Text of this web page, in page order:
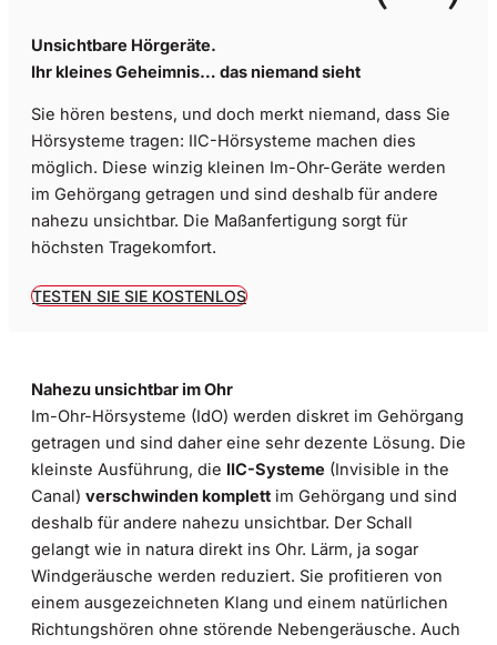
Unsichtbare Hörgeräte.
Ihr kleines Geheimnis… das niemand sieht
Sie hören bestens, und doch merkt niemand, dass Sie
Hörsysteme tragen: IIC-Hörsysteme machen dies
möglich. Diese winzig kleinen Im-Ohr-Geräte werden
im Gehörgang getragen und sind deshalb für andere
nahezu unsichtbar. Die Maßanfertigung sorgt für
höchsten Tragekomfort.
TESTEN SIE SIE KOSTENLOS
Nahezu unsichtbar im Ohr
Im-Ohr-Hörsysteme (IdO) werden diskret im Gehörgang
getragen und sind daher eine sehr dezente Lösung. Die
kleinste Ausführung, die IIC-Systeme (Invisible in the
Canal) verschwinden komplett im Gehörgang und sind
deshalb für andere nahezu unsichtbar. Der Schall
gelangt wie in natura direkt ins Ohr. Lärm, ja sogar
Windgeräusche werden reduziert. Sie profitieren von
einem ausgezeichneten Klang und einem natürlichen
Richtungshören ohne störende Nebengeräusche. Auch